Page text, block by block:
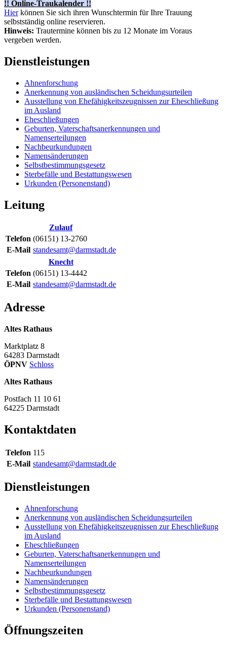
!! Online-Traukalender !!
Hierkönnen Sie sich ihren Wunschtermin für Ihre Trauung
selbstständig online reservieren.
Hinweis: Trautermine können bis zu 12 Monate im Voraus
vergeben werden.
Dienstleistungen
Ahnenforschung
Anerkennung von ausländischen Scheidungsurteilen
Ausstellung von Ehefähigkeitszeugnissen zur Eheschließung
im Ausland
Eheschließungen
Geburten, Vaterschaftsanerkennungen und
Namenserteilungen
Nachbeurkundungen
Namensänderungen
Selbstbestimmungsgesetz
Sterbefälle und Bestattungswesen
Urkunden (Personenstand)
Leitung
Zulauf
Telefon (06151) 13-2760
E-Mail standesamt@darmstadt.de
Knecht
Telefon (06151) 13-4442
E-Mail standesamt@darmstadt.de
Adresse
Altes Rathaus
Marktplatz 8
64283 Darmstadt
ÖPNV Schloss
Altes Rathaus
Postfach 11 10 61
64225 Darmstadt
Kontaktdaten
Telefon 115
E-Mail standesamt@darmstadt.de
Dienstleistungen
Ahnenforschung
Anerkennung von ausländischen Scheidungsurteilen
Ausstellung von Ehefähigkeitszeugnissen zur Eheschließung
im Ausland
Eheschließungen
Geburten, Vaterschaftsanerkennungen und
Namenserteilungen
Nachbeurkundungen
Namensänderungen
Selbstbestimmungsgesetz
Sterbefälle und Bestattungswesen
Urkunden (Personenstand)
Öffnungszeiten